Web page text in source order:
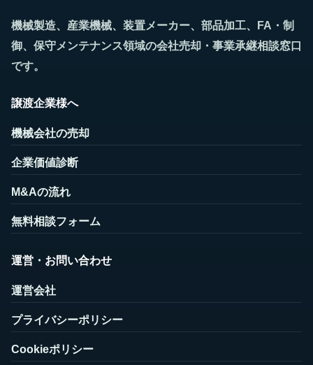
機械製造、産業機械、装置メーカー、部品加工、FA・制
御、保守メンテナンス領域の会社売却・事業承継相談窓口
です。
譲渡企業様へ
機械会社の売却
企業価値診断
M&Aの流れ
無料相談フォーム
運営・お問い合わせ
運営会社
プライバシーポリシー
Cookieポリシー